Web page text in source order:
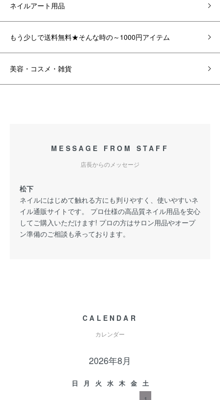
ネイルアート用品
もう少しで送料無料★そんな時の～1000円アイテム
美容・コスメ・雑貨
MESSAGE FROM STAFF
店長からのメッセージ
松下
ネイルにはじめて触れる方にも判りやすく、使いやすいネ
イル通販サイトです。 プロ仕様の高品質ネイル用品を安心
してご購入いただけます! プロの方はサロン用品やオープ
ン準備のご相談も承っております。
CALENDAR
カレンダー
2026年8月
日 月 火 水 木 金
土